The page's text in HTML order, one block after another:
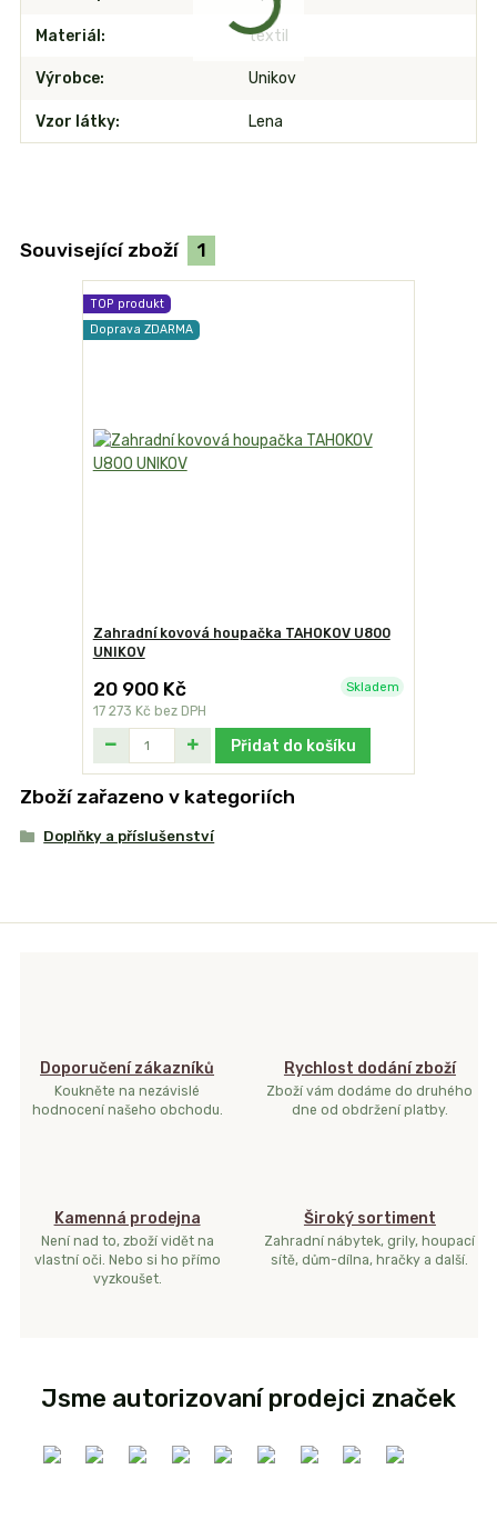
Materiál textil
Výrobce Unikov
Vzor látky Lena
Související zboží 1
TOP produkt
Doprava ZDARMA
Zahradní kovová houpačka TAHOKOV U800
UNIKOV
20 900 Kč
17 273 Kč bez DPH
Skladem
Přidat do košíku
Zboží zařazeno v kategoriích
Doplňky a příslušenství
Doporučení zákazníků
Koukněte na nezávislé
hodnocení našeho obchodu.
Rychlost dodání zboží
Zboží vám dodáme do druhého
dne od obdržení platby.
Kamenná prodejna
Není nad to, zboží vidět na
vlastní oči. Nebo si ho přímo
vyzkoušet.
Široký sortiment
Zahradní nábytek, grily, houpací
sítě, dům-dílna, hračky a další.
Jsme autorizovaní prodejci značek